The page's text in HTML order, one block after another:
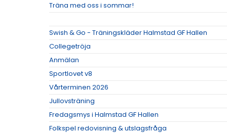
Träna med oss i sommar!
Swish & Go - Träningskläder Halmstad GF Hallen
Collegetröja
Anmälan
Sportlovet v8
Vårterminen 2026
Jullovsträning
Fredagsmys i Halmstad GF Hallen
Folkspel redovisning & utslagsfråga